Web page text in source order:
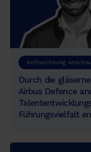
Aufzeichnung
Durch die
Airbus Defence
Führungsvielfalt